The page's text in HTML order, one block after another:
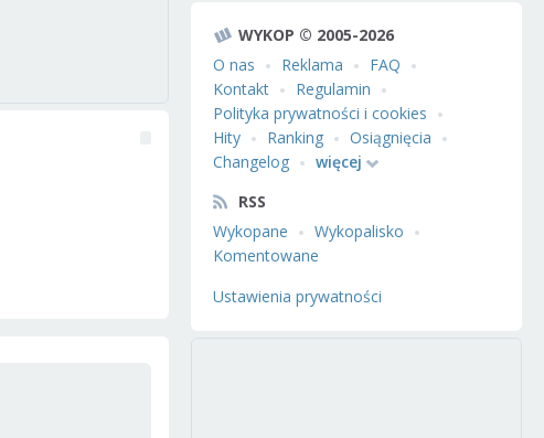
WYKOP © 2005-2026
O nas
Reklama
FAQ
Kontakt
Regulamin
Polityka prywatności i cookies
Hity
Ranking
Osiągnięcia
Changelog
więcej
RSS
Wykopane
Wykopalisko
Komentowane
Ustawienia prywatności